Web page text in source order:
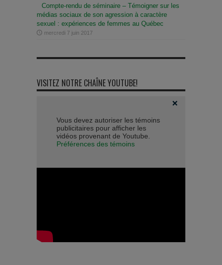
Compte-rendu de séminaire – Témoigner sur les
médias sociaux de son agression à caractère
sexuel : expériences de femmes au Québec
mercredi 7 juin 2017
VISITEZ NOTRE CHAÎNE YOUTUBE!
Vous devez autoriser les témoins
publicitaires pour afficher les
vidéos provenant de Youtube.
Préférences des témoins